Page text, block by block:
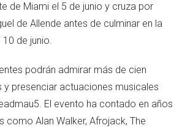
de Miami el 5 de junio y cruza por
de Allende antes de culminar en la
de junio.
podrán admirar más de cien
y presenciar actuaciones musicales
El evento ha contado en años
como Alan Walker, Afrojack, The